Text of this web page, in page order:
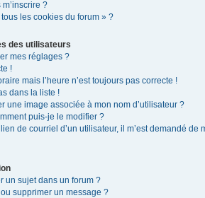
?
les cookies du forum » ?
des utilisateurs
mes réglages ?
!
mais l’heure n’est toujours pas correcte !
dans la liste !
une image associée à mon nom d’utilisateur ?
puis-je le modifier ?
de courriel d’un utilisateur, il m’est demandé de
un sujet dans un forum ?
supprimer un message ?